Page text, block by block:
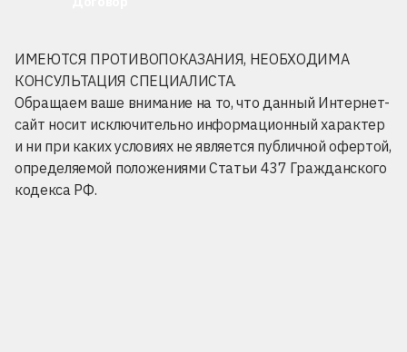
ИМЕЮТСЯ ПРОТИВОПОКАЗАНИЯ, НЕОБХОДИМА
КОНСУЛЬТАЦИЯ СПЕЦИАЛИСТА.
Обращаем ваше внимание на то, что данный Интернет-
сайт носит исключительно информационный характер
и ни при каких условиях не является публичной офертой,
определяемой положениями Статьи 437 Гражданского
кодекса РФ.